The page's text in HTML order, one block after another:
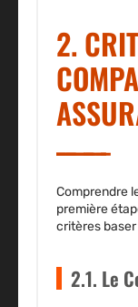
2.
Comprendre
première
critères
2.1. Le